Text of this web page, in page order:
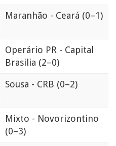
Maranhão - Ceará (0–1)
Operário PR - Capital
Brasilia (2–0)
Sousa - CRB (0–2)
Mixto - Novorizontino
(0–3)